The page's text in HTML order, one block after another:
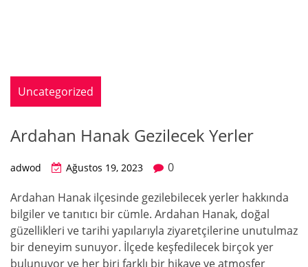
Uncategorized
Ardahan Hanak Gezilecek Yerler
adwod Ağustos 19, 2023
0
Ardahan Hanak ilçesinde gezilebilecek yerler hakkında
bilgiler ve tanıtıcı bir cümle. Ardahan Hanak, doğal
güzellikleri ve tarihi yapılarıyla ziyaretçilerine unutulmaz
bir deneyim sunuyor. İlçede keşfedilecek birçok yer
bulunuyor ve her biri farklı bir hikaye ve atmosfer